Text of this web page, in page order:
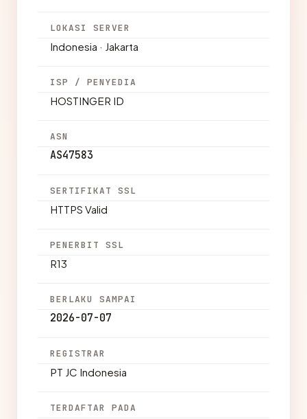
LOKASI SERVER
Indonesia · Jakarta
ISP / PENYEDIA
HOSTINGER ID
ASN
AS47583
SERTIFIKAT SSL
HTTPS Valid
PENERBIT SSL
R13
BERLAKU SAMPAI
2026-07-07
REGISTRAR
PT JC Indonesia
TERDAFTAR PADA